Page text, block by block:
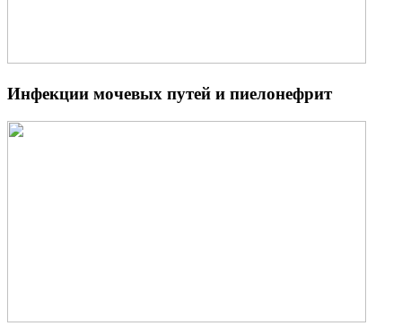
Инфекции мочевых путей и пиелонефрит